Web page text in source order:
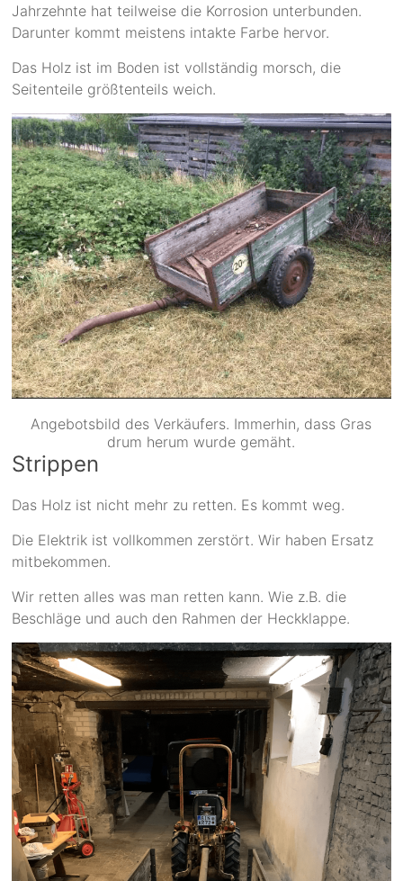
Jahrzehnte hat teilweise die Korrosion unterbunden.
Darunter kommt meistens intakte Farbe hervor.
Das Holz ist im Boden ist vollständig morsch, die
Seitenteile größtenteils weich.
Angebotsbild des Verkäufers. Immerhin, dass Gras
drum herum wurde gemäht.
Strippen
Das Holz ist nicht mehr zu retten. Es kommt weg.
Die Elektrik ist vollkommen zerstört. Wir haben Ersatz
mitbekommen.
Wir retten alles was man retten kann. Wie z.B. die
Beschläge und auch den Rahmen der Heckklappe.